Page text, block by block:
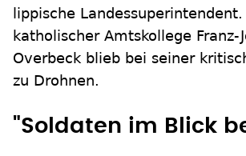
lippische Landessuperintendent.
katholischer Amtskollege Franz-
Overbeck blieb bei seiner
zu Drohnen.
"Soldaten im Blick